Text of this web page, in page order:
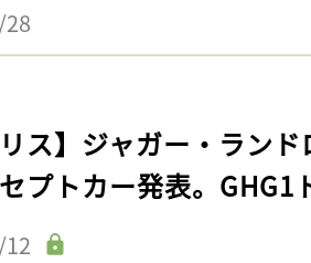
リス】ジャガー・ラン
プトカー発表。GHG1